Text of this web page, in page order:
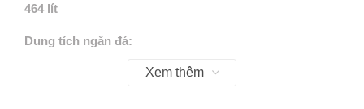
464 lít
Dung tích ngăn đá:
Xem thêm